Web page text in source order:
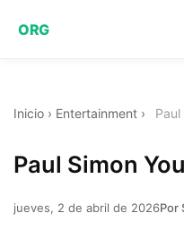
ORG
Inicio › Entertainment › Paul
Paul Simon
jueves, 2 de abril de 2026Por